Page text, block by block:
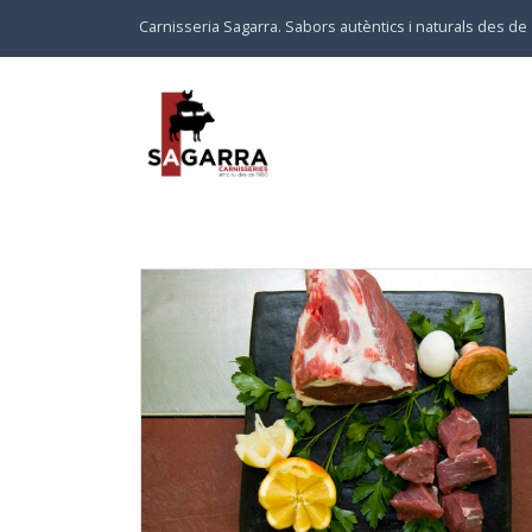
Carnisseria Sagarra. Sabors autèntics i naturals des de